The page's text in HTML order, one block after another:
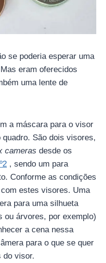
se poderia esperar uma
eram oferecidos
uma lente de
a máscara para o visor
São dois visores,
cameras desde os
, sendo um para
Conforme as condições
estes visores. Uma
para uma silhueta
ou árvores, por exemplo)
a cena nessa
para o que se quer
do visor.